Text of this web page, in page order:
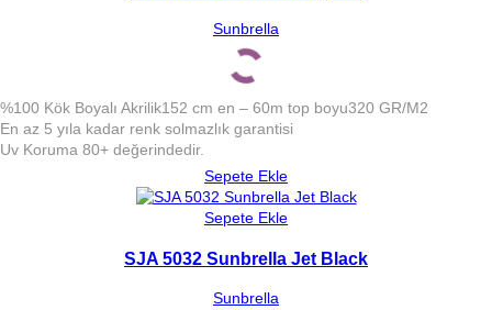
Sunbrella
%100 Kök Boyalı Akrilik152 cm en – 60m top boyu320 GR/M2
En az 5 yıla kadar renk solmazlık garantisi
Uv Koruma 80+ değerindedir.
Sepete Ekle
Sepete Ekle
SJA 5032 Sunbrella Jet Black
Sunbrella